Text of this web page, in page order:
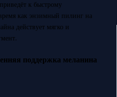
к быстрому
как энзимный пилинг на
действует мягко и
поддержка меланина